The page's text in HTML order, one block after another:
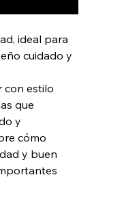
ideal para
cuidado y
con estilo
que
y
cómo
y buen